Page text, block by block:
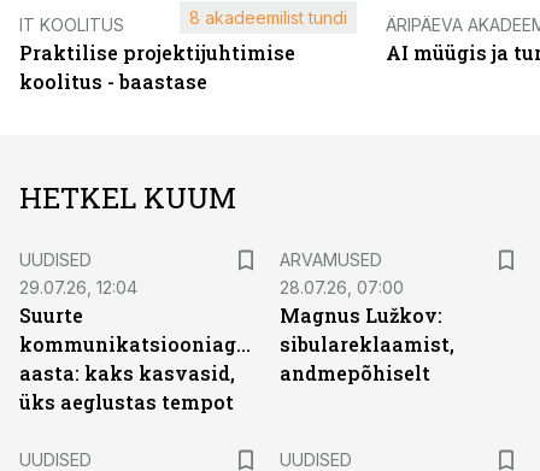
IT KOOLITUS
Praktilise projektijuhtimise
koolitus - baastase
8 akadeemilist tundi ÄRIPÄEVA
AI müügis ja
HETKEL KUUM
UUDISED
29.07.26, 12:04
Suurte
kommunikatsiooniagentuuride
aasta: kaks kasvasid,
üks aeglustas tempot
ARVAMUSED
28.07.26, 07:00
Magnus Lužkov:
sibulareklaamist,
andmepõhiselt
UUDISED
UUDISED